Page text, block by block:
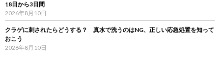
18日から3日間
2026年8月10日
クラゲに刺されたらどうする？ 真水で洗うのはNG、正しい応急処置を知って
おこう
2026年8月10日